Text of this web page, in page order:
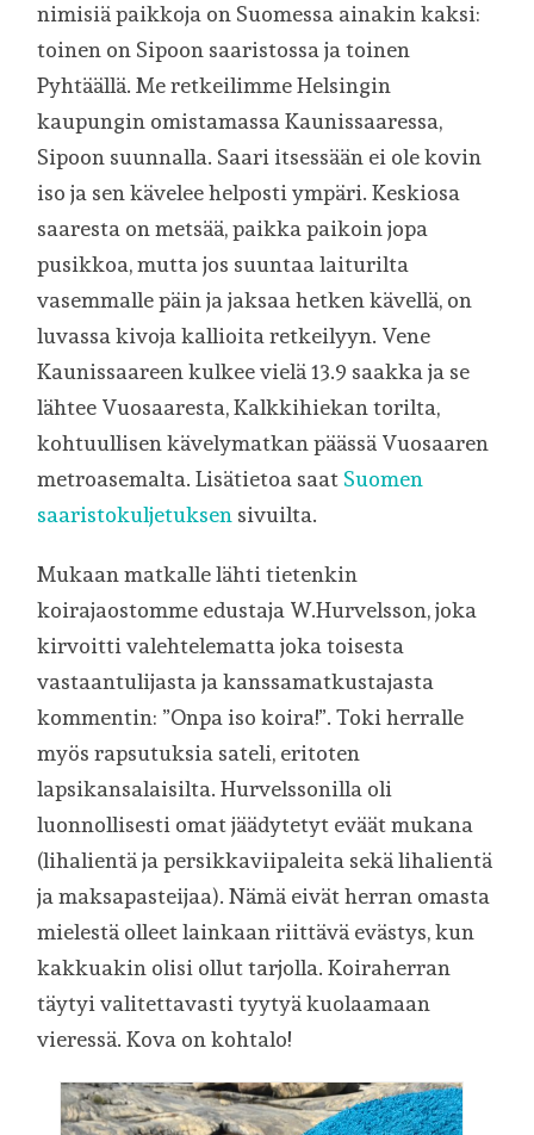
nimisiä paikkoja on Suomessa ainakin kaksi:
toinen on Sipoon saaristossa ja toinen
Pyhtäällä. Me retkeilimme Helsingin
kaupungin omistamassa Kaunissaaressa,
Sipoon suunnalla. Saari itsessään ei ole kovin
iso ja sen kävelee helposti ympäri. Keskiosa
saaresta on metsää, paikka paikoin jopa
pusikkoa, mutta jos suuntaa laiturilta
vasemmalle päin ja jaksaa hetken kävellä, on
luvassa kivoja kallioita retkeilyyn. Vene
Kaunissaareen kulkee vielä 13.9 saakka ja se
lähtee Vuosaaresta, Kalkkihiekan torilta,
kohtuullisen kävelymatkan päässä Vuosaaren
metroasemalta. Lisätietoa saat Suomen
saaristokuljetuksen sivuilta.
Mukaan matkalle lähti tietenkin
koirajaostomme edustaja W.Hurvelsson, joka
kirvoitti valehtelematta joka toisesta
vastaantulijasta ja kanssamatkustajasta
kommentin: ”Onpa iso koira!”. Toki herralle
myös rapsutuksia sateli, eritoten
lapsikansalaisilta. Hurvelssonilla oli
luonnollisesti omat jäädytetyt eväät mukana
(lihalientä ja persikkaviipaleita sekä lihalientä
ja maksapasteijaa). Nämä eivät herran omasta
mielestä olleet lainkaan riittävä evästys, kun
kakkuakin olisi ollut tarjolla. Koiraherran
täytyi valitettavasti tyytyä kuolaamaan
vieressä. Kova on kohtalo!